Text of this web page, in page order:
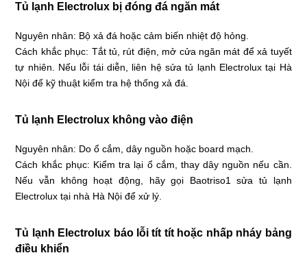
Tủ lạnh Electrolux bị đóng đá ngăn mát
Nguyên nhân: Bộ xả đá hoặc cảm biến nhiệt độ hỏng.
Cách khắc phục: Tắt tủ, rút điện, mở cửa ngăn mát để xả tuyết
tự nhiên. Nếu lỗi tái diễn, liên hệ sửa tủ lạnh Electrolux tại Hà
Nội để kỹ thuật kiểm tra hệ thống xả đá.
Tủ lạnh Electrolux không vào điện
Nguyên nhân: Do ổ cắm, dây nguồn hoặc board mạch.
Cách khắc phục: Kiểm tra lại ổ cắm, thay dây nguồn nếu cần.
Nếu vẫn không hoạt động, hãy gọi Baotriso1 sửa tủ lạnh
Electrolux tại nhà Hà Nội để xử lý.
Tủ lạnh Electrolux báo lỗi tít tít hoặc nhấp nháy bảng
điều khiển